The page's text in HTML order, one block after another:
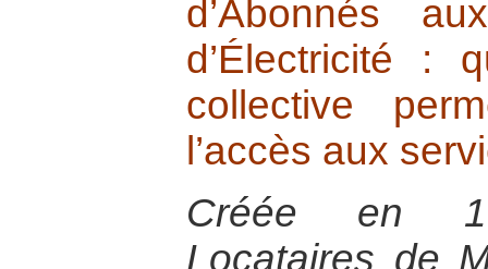
d’Abonnés
d’Électricité :
collective
l’accès aux
Créée en
Locataires de